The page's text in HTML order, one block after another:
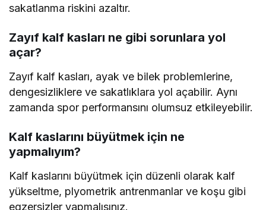
sakatlanma riskini azaltır.
Zayıf kalf kasları ne gibi sorunlara yol
açar?
Zayıf kalf kasları, ayak ve bilek problemlerine,
dengesizliklere ve sakatlıklara yol açabilir. Aynı
zamanda spor performansını olumsuz etkileyebilir.
Kalf kaslarını büyütmek için ne
yapmalıyım?
Kalf kaslarını büyütmek için düzenli olarak kalf
yükseltme, plyometrik antrenmanlar ve koşu gibi
egzersizler yapmalısınız.